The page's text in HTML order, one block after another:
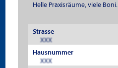
Helle Praxisräume, viele Boni.
Strasse
XXX
Hausnummer
XXX